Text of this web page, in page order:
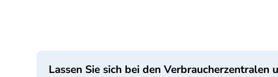
Lassen Sie sich bei den Verbraucherzentralen